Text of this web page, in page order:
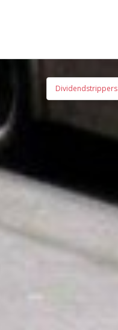
Dividendstrippers